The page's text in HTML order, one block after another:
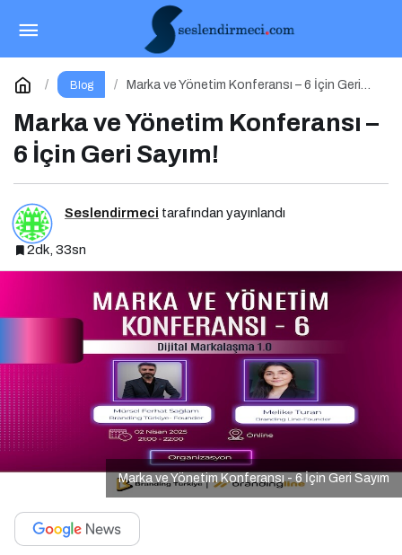
Blog
Marka ve Yönetim Konferansı – 6 İçin Geri
Marka ve Yönetim Konferansı –
6 İçin Geri Sayım!
Seslendirmeci tarafından yayınlandı
2dk, 33sn
Marka ve Yönetim Konferansı - 6 İçin Geri Sayım
Marka ve Yönetim Konferansı – 6 İçin Geri
Sayım!
Yorum Yap